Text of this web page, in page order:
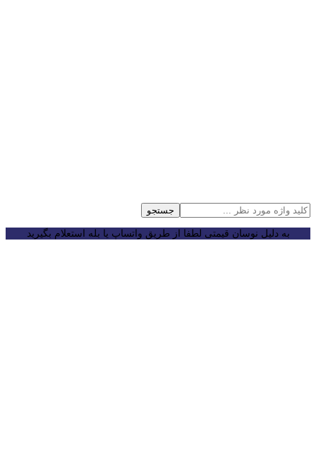
جستجو
به دلیل نوسان قیمتی لطفا از طریق واتساپ یا بله استعلام بگیرید